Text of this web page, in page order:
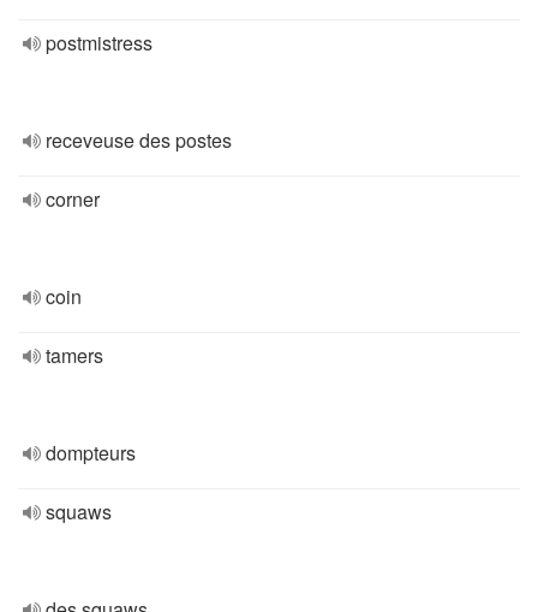
postmistress
receveuse des postes
corner
coin
tamers
dompteurs
squaws